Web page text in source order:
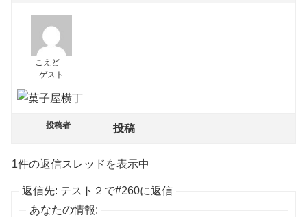
こえど
ゲスト
投稿者 投稿
1件の返信スレッドを表示中
返信先: テスト２で#260に返信
あなたの情報: